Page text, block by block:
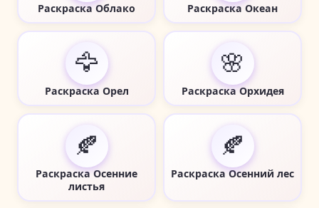
Раскраска Облако Раскраска Океан
🦅
Раскраска Орел
🌸
Раскраска Орхидея
🍂
Раскраска Осенние
листья
🍂
Раскраска Осенний лес